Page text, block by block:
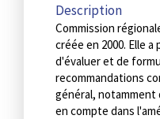
Description
Commission
créée en 2000. Elle
d'évaluer et de
recommandations
général, notamment
en compte dans